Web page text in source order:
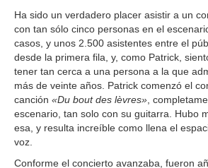
Ha sido un verdadero placer asistir a un
con tan sólo cinco personas en el
casos, y unos 2.500 asistentes entre el
desde la primera fila, y, como Patrick,
tener tan cerca a una persona a la que
más de veinte años. Patrick comenzó el
canción «Du bout des lèvres» ,
escenario, tan solo con su guitarra. Hubo
esa, y resulta increíble como llena el
voz.
Conforme el concierto avanzaba, fueron